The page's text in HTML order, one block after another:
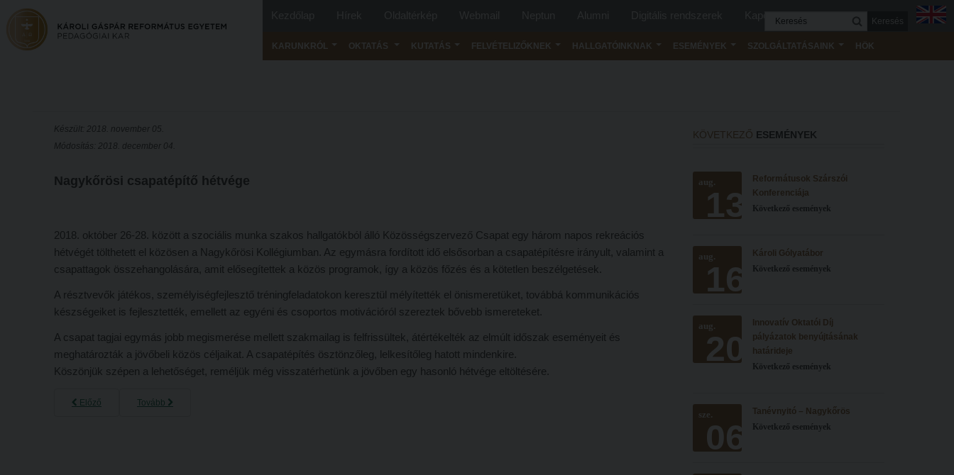
Kapcsolat
Keresés
KARUNKRÓL OKTATÁS KUTATÁS FELVÉTELIZŐKNEK HALLGATÓINKNAK ESEMÉNYEK SZOLGÁLTATÁSAINK HÖK
Készült: 2018. november 05.
Módosítás: 2018. december 04.
Nagykőrösi csapatépítő hétvége
2018. október 26-28. között a szociális munka szakos hallgatókból álló Közösségszervező Csapat egy három napos rekreációs
hétvégét tölthetett el közösen a Nagykőrösi Kollégiumban. Az egymásra fordított idő elsősorban a csapatépítésre irányult, valamint a
csapattagok összehangolására, amit elősegítettek a közös programok, így a közös főzés és a kötetlen beszélgetések.
A résztvevők játékos, személyiségfejlesztő tréningfeladatokon keresztül mélyítették el önismeretüket, továbbá kommunikációs
készségeiket is fejlesztették, emellett az egyéni és csoportos motivációról szereztek bővebb ismereteket.
A csapat tagjai egymás jobb megismerése mellett szakmailag is felfrissültek, átértékelték az elmúlt időszak eseményeit és
meghatározták a jövőbeli közös céljaikat. A csapatépítés ösztönzőleg, lelkesítőleg hatott mindenkire.
Köszönjük szépen a lehetőséget, reméljük még visszatérhetünk a jövőben egy hasonló hétvége eltöltésére.
Előző Tovább
KÖVETKEZŐ ESEMÉNYEK
aug.
13
Reformátusok Szárszói
Konferenciája
Következő események
aug.
16
Károli Gólyatábor
Következő események
aug.
20
Innovatív Oktatói Díj
pályázatok benyújtásának
határideje
Következő események
sze.
06
Tanévnyitó – Nagykőrös
Következő események